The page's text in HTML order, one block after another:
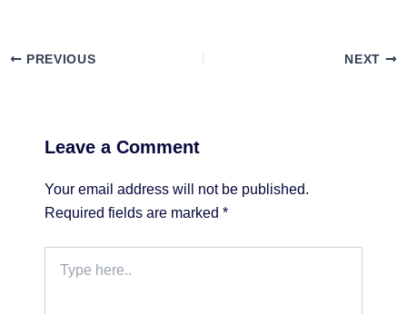
PREVIOUS NEXT
Leave a Comment
Your email address will not be published.
Required fields are marked *
here..